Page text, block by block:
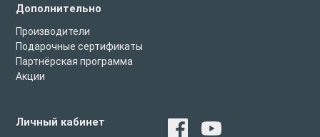
Дополнительно
Производители
Подарочные сертификаты
Партнёрская программа
Акции
Личный кабинет